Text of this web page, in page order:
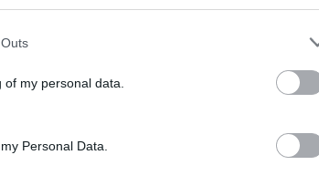
my personal data.
Personal Data.
άρθρα